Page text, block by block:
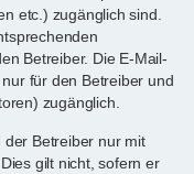
etc.) zugänglich sind.
Betreiber. Die E-Mail-
für den Betreiber und
zugänglich.
Betreiber nur mit
gilt nicht, sofern er